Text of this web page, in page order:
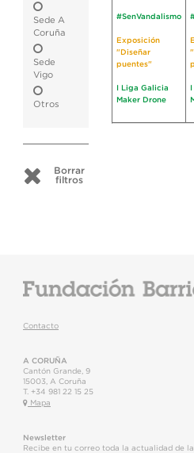
Sede A
Coruña
Sede
Vigo
Otros
Borrar
filtros
#SenVandalismo
Exposición
"Diseñar
puentes"
I Liga Galicia
Maker Drone
Contacto
A CORUÑA
Cantón Grande, 9
15003
A Coruña
T. +34 981 22 15 25
Mapa
Newsletter
Recibe en tu correo toda la actualidad de